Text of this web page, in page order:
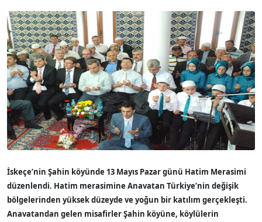
İskeçe’nin Şahin köyünde 13 Mayıs Pazar günü Hatim Merasimi
düzenlendi. Hatim merasimine Anavatan Türkiye’nin değişik
bölgelerinden yüksek düzeyde ve yoğun bir katılım gerçekleşti.
Anavatandan gelen misafirler Şahin köyüne, köylülerin